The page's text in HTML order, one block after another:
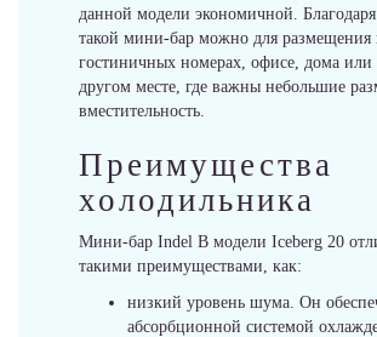
Ежедневно: 09:00 - 21:00
Сейфы для денег
Бренды
данной модели экономичной.
такой мини-бар можно для размещения
гостиничных номерах, офисе, дома
другом месте, где важны небольшие
вместительность.
Преимущества
холодильника
Мини-бар Indel В модели Iceberg 20
такими преимуществами, как:
низкий уровень шума. Он
абсорбционной системой